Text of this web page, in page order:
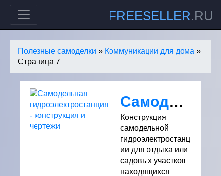
FREESELLER.RU
Полезные самоделки » Коммуникации для дома »
Страница 7
Самодельная гидроэлектростанция - конструкция и чертежи
Конструкция
самодельной
гидроэлектростанц
ии для отдыха или
садовых участков
находящихся